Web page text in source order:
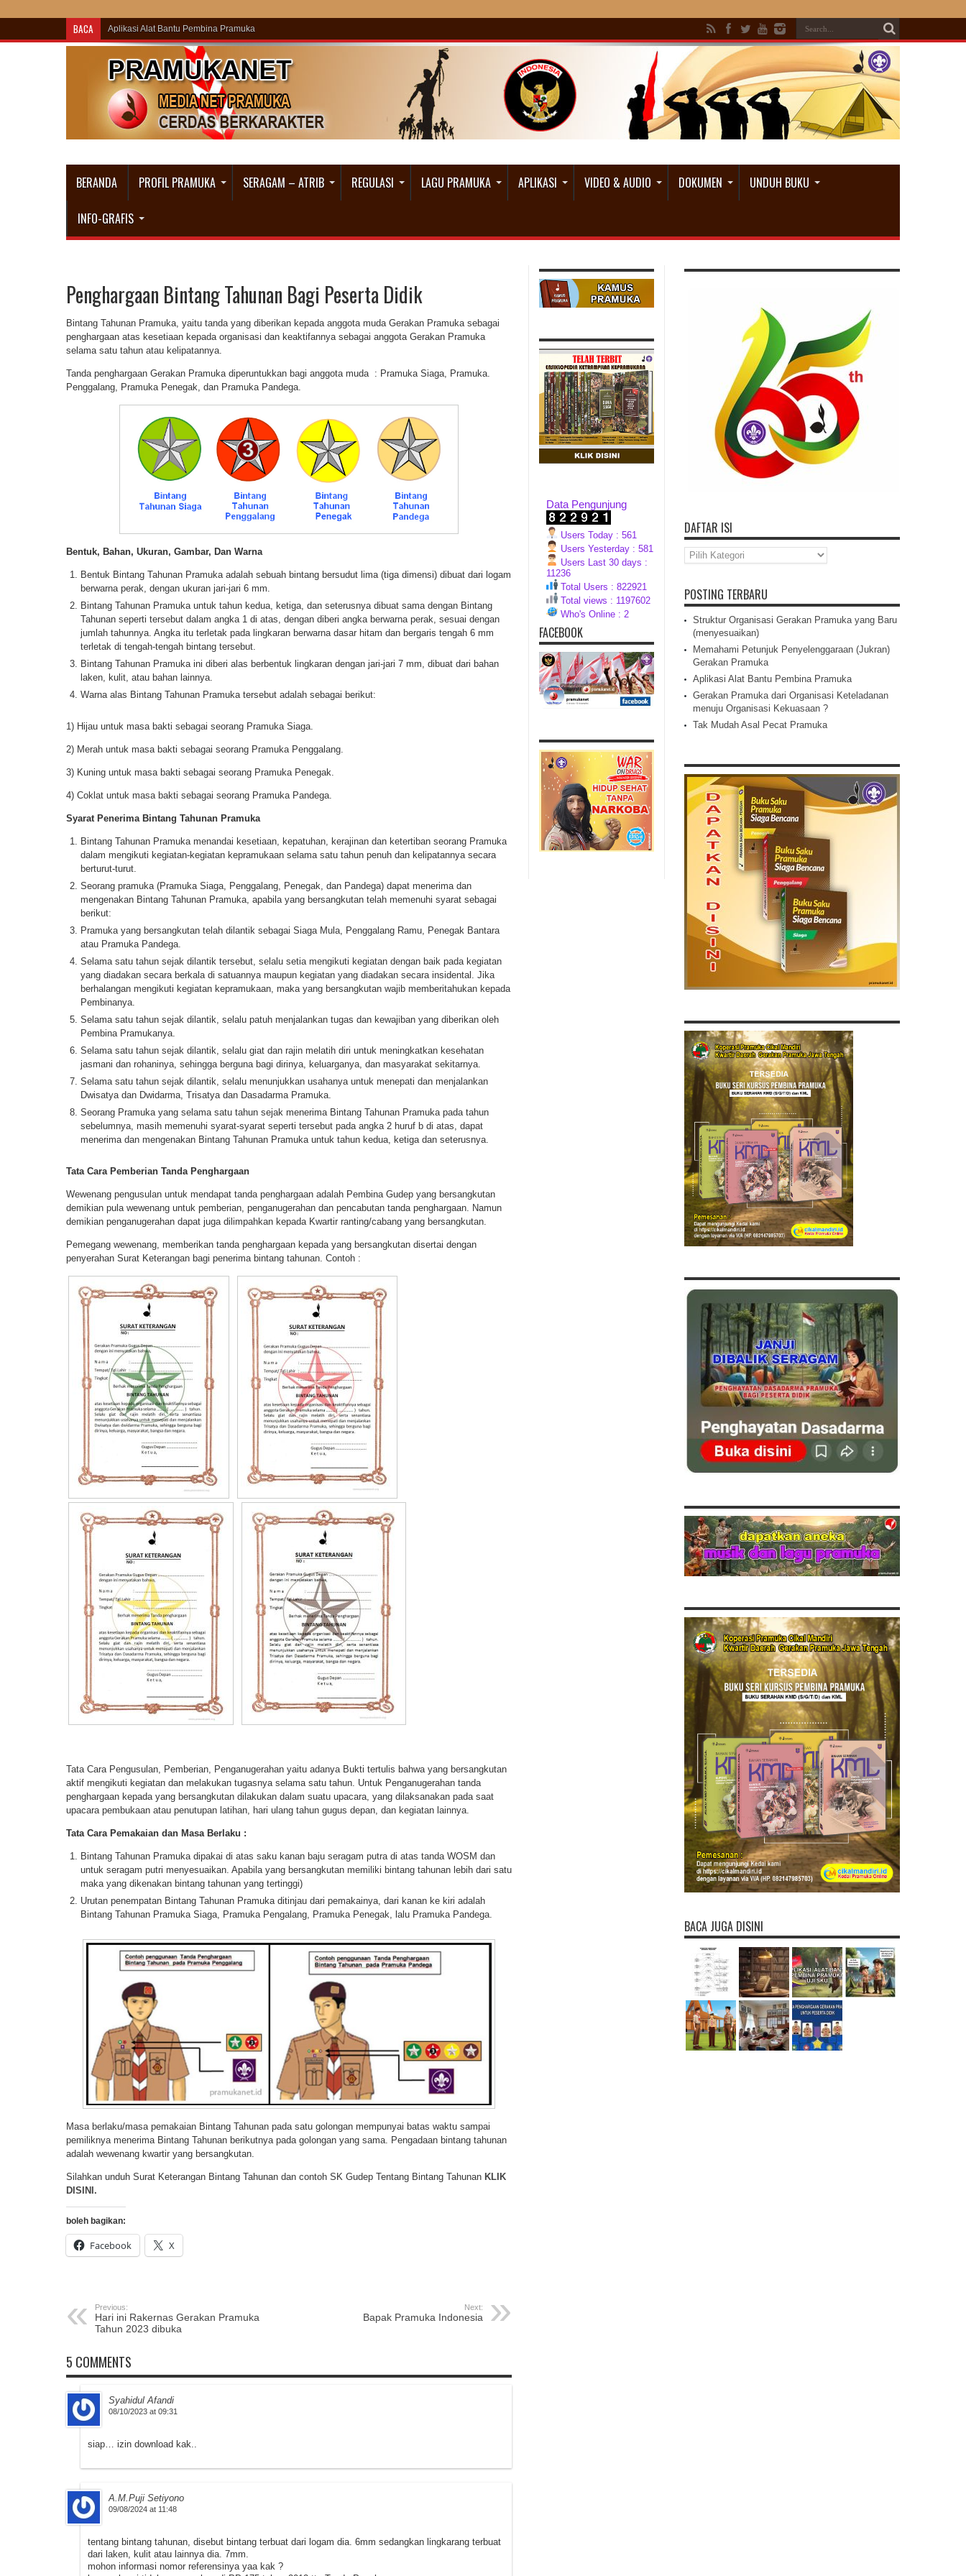
BACA Gerakan Pramuka dari Organi
BERANDA PROFIL PRAMUKA SERAGAM – ATRIB REGULASI LAGU PRAMUKA APLIKASI VIDEO & AUDIO DOKUMEN UNDUH BUKU
INFO-GRAFIS
Penghargaan Bintang Tahunan Bagi Peserta Didik
Bintang Tahunan Pramuka, yaitu tanda yang diberikan kepada anggota muda Gerakan Pramuka sebagai
penghargaan atas kesetiaan kepada organisasi dan keaktifannya sebagai anggota Gerakan Pramuka
selama satu tahun atau kelipatannya.
Tanda penghargaan Gerakan Pramuka diperuntukkan bagi anggota muda : Pramuka Siaga, Pramuka.
Penggalang, Pramuka Penegak, dan Pramuka Pandega.
Bentuk, Bahan, Ukuran, Gambar, Dan Warna
Bentuk Bintang Tahunan Pramuka adalah sebuah bintang bersudut lima (tiga dimensi) dibuat dari logam
berwarna perak, dengan ukuran jari-jari 6 mm.
Bintang Tahunan Pramuka untuk tahun kedua, ketiga, dan seterusnya dibuat sama dengan Bintang
Tahunan seperti tersebut dalam angka 1 di atas, dengan diberi angka berwarna perak, sesuai dengan
jumlah tahunnya. Angka itu terletak pada lingkaran berwarna dasar hitam dan bergaris tengah 6 mm
terletak di tengah-tengah bintang tersebut.
Bintang Tahunan Pramuka ini diberi alas berbentuk lingkaran dengan jari-jari 7 mm, dibuat dari bahan
laken, kulit, atau bahan lainnya.
Warna alas Bintang Tahunan Pramuka tersebut adalah sebagai berikut:
1) Hijau untuk masa bakti sebagai seorang Pramuka Siaga.
2) Merah untuk masa bakti sebagai seorang Pramuka Penggalang.
3) Kuning untuk masa bakti sebagai seorang Pramuka Penegak.
4) Coklat untuk masa bakti sebagai seorang Pramuka Pandega.
Syarat Penerima Bintang Tahunan Pramuka
Bintang Tahunan Pramuka menandai kesetiaan, kepatuhan, kerajinan dan ketertiban seorang Pramuka
dalam mengikuti kegiatan-kegiatan kepramukaan selama satu tahun penuh dan kelipatannya secara
berturut-turut.
Seorang pramuka (Pramuka Siaga, Penggalang, Penegak, dan Pandega) dapat menerima dan
mengenakan Bintang Tahunan Pramuka, apabila yang bersangkutan telah memenuhi syarat sebagai
berikut:
Pramuka yang bersangkutan telah dilantik sebagai Siaga Mula, Penggalang Ramu, Penegak Bantara
atau Pramuka Pandega.
Selama satu tahun sejak dilantik tersebut, selalu setia mengikuti kegiatan dengan baik pada kegiatan
yang diadakan secara berkala di satuannya maupun kegiatan yang diadakan secara insidental. Jika
berhalangan mengikuti kegiatan kepramukaan, maka yang bersangkutan wajib memberitahukan kepada
Pembinanya.
Selama satu tahun sejak dilantik, selalu patuh menjalankan tugas dan kewajiban yang diberikan oleh
Pembina Pramukanya.
Selama satu tahun sejak dilantik, selalu giat dan rajin melatih diri untuk meningkatkan kesehatan
jasmani dan rohaninya, sehingga berguna bagi dirinya, keluarganya, dan masyarakat sekitarnya.
Selama satu tahun sejak dilantik, selalu menunjukkan usahanya untuk menepati dan menjalankan
Dwisatya dan Dwidarma, Trisatya dan Dasadarma Pramuka.
Seorang Pramuka yang selama satu tahun sejak menerima Bintang Tahunan Pramuka pada tahun
sebelumnya, masih memenuhi syarat-syarat seperti tersebut pada angka 2 huruf b di atas, dapat
menerima dan mengenakan Bintang Tahunan Pramuka untuk tahun kedua, ketiga dan seterusnya.
Tata Cara Pemberian Tanda Penghargaan
Wewenang pengusulan untuk mendapat tanda penghargaan adalah Pembina Gudep yang bersangkutan
demikian pula wewenang untuk pemberian, penganugerahan dan pencabutan tanda penghargaan. Namun
demikian penganugerahan dapat juga dilimpahkan kepada Kwartir ranting/cabang yang bersangkutan.
Pemegang wewenang, memberikan tanda penghargaan kepada yang bersangkutan disertai dengan
penyerahan Surat Keterangan bagi penerima bintang tahunan. Contoh :
Tata Cara Pengusulan, Pemberian, Penganugerahan yaitu adanya Bukti tertulis bahwa yang bersangkutan
aktif mengikuti kegiatan dan melakukan tugasnya selama satu tahun. Untuk Penganugerahan tanda
penghargaan kepada yang bersangkutan dilakukan dalam suatu upacara, yang dilaksanakan pada saat
upacara pembukaan atau penutupan latihan, hari ulang tahun gugus depan, dan kegiatan lainnya.
Tata Cara Pemakaian dan Masa Berlaku :
Bintang Tahunan Pramuka dipakai di atas saku kanan baju seragam putra di atas tanda WOSM dan
untuk seragam putri menyesuaikan. Apabila yang bersangkutan memiliki bintang tahunan lebih dari satu
maka yang dikenakan bintang tahunan yang tertinggi)
Urutan penempatan Bintang Tahunan Pramuka ditinjau dari pemakainya, dari kanan ke kiri adalah
Bintang Tahunan Pramuka Siaga, Pramuka Pengalang, Pramuka Penegak, lalu Pramuka Pandega.
Masa berlaku/masa pemakaian Bintang Tahunan pada satu golongan mempunyai batas waktu sampai
pemiliknya menerima Bintang Tahunan berikutnya pada golongan yang sama. Pengadaan bintang tahunan
adalah wewenang kwartir yang bersangkutan.
Silahkan unduh Surat Keterangan Bintang Tahunan dan contoh SK Gudep Tentang Bintang Tahunan KLIK
DISINI.
boleh bagikan:
Facebook X
Previous:
Hari ini Rakernas Gerakan Pramuka
Tahun 2023 dibuka
Next:
Bapak Pramuka Indonesia
5 COMMENTS
Syahidul Afandi
08/10/2023 at 09:31
siap… izin download kak..
A.M.Puji Setiyono
09/08/2024 at 11:48
tentang bintang tahunan, disebut bintang terbuat dari logam dia. 6mm sedangkan lingkarang terbuat
dari laken, kulit atau lainnya dia. 7mm.
mohon informasi nomor referensinya yaa kak ?
Data Pengunjung
Users Today : 561
Users Yesterday : 581
Users Last 30 days :
11236
Total Users : 822921
Total views : 1197602
Who's Online : 2
FACEBOOK
DAFTAR ISI
Daftar
Isi
POSTING TERBARU
Struktur Organisasi Gerakan Pramuka yang Baru
(menyesuaikan)
Memahami Petunjuk Penyelenggaraan (Jukran)
Gerakan Pramuka
Aplikasi Alat Bantu Pembina Pramuka
Gerakan Pramuka dari Organisasi Keteladanan
menuju Organisasi Kekuasaan ?
Tak Mudah Asal Pecat Pramuka
BACA JUGA DISINI